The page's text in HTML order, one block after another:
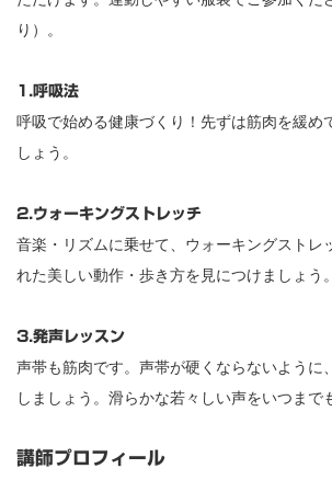
り）。
1.呼吸法
呼吸で始める健康づくり！先ずは筋肉を緩め
しょう。
2.ウォーキングストレッチ
音楽・リズムに乗せて、ウォーキングストレ
れた美しい動作・歩き方を見につけましょう。
3.発声レッスン
声帯も筋肉です。声帯が硬くならないように
しましょう。滑らかな若々しい声をいつまで
講師プロフィール